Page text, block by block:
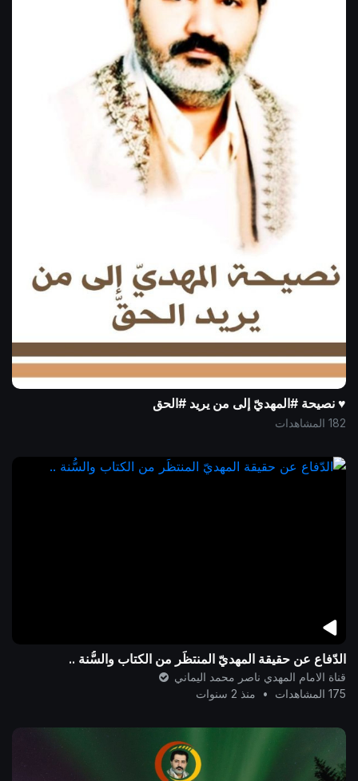
♥️ نصيحة #المهديّ إلى من يريد #الحق
182 المشاهدات
الدّفاع عن حقيقة المهديّ المنتظَر من الكتاب والسُّنة ..
قناة الامام المهدي ناصر محمد اليماني
175 المشاهدات
• منذ 2 سنوات